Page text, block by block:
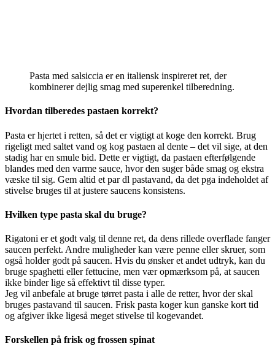
Pasta med salsiccia er en italiensk inspireret ret, der
kombinerer dejlig smag med superenkel tilberedning.
Hvordan tilberedes pastaen korrekt?
Pasta er hjertet i retten, så det er vigtigt at koge den korrekt. Brug
rigeligt med saltet vand og kog pastaen al dente – det vil sige, at den
stadig har en smule bid. Dette er vigtigt, da pastaen efterfølgende
blandes med den varme sauce, hvor den suger både smag og ekstra
væske til sig. Gem altid et par dl pastavand, da det pga indeholdet af
stivelse bruges til at justere saucens konsistens.
Hvilken type pasta skal du bruge?
Rigatoni er et godt valg til denne ret, da dens rillede overflade fanger
saucen perfekt. Andre muligheder kan være penne eller skruer, som
også holder godt på saucen. Hvis du ønsker et andet udtryk, kan du
bruge spaghetti eller fettucine, men vær opmærksom på, at saucen
ikke binder lige så effektivt til disse typer.
Jeg vil anbefale at bruge tørret pasta i alle de retter, hvor der skal
bruges pastavand til saucen. Frisk pasta koger kun ganske kort tid
og afgiver ikke ligeså meget stivelse til kogevandet.
Forskellen på frisk og frossen spinat